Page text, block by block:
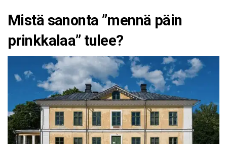
Mistä sanonta ”mennä päin
prinkkalaa” tulee?